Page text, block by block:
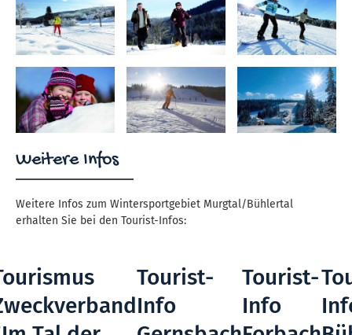
Weitere Infos
Weitere Infos zum Wintersportgebiet Murgtal/Bühlertal
erhalten Sie bei den Tourist-Infos:
Tourist-
Info
Tourist-
Info